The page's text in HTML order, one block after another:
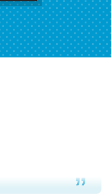
だろうなと凄く思
勧め。自分はこの流
hit. Shit.
ズ・ヌートバー